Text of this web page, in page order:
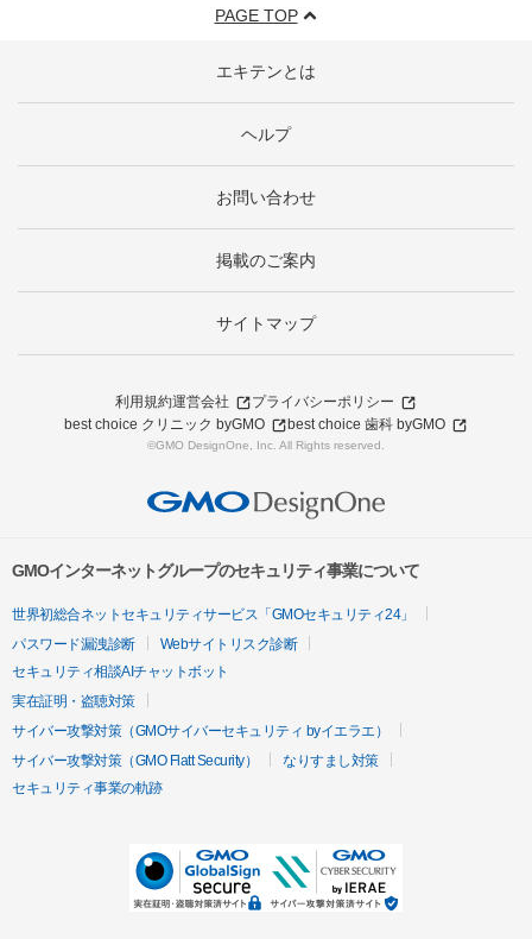
PAGE TOP
エキテンとは
ヘルプ
お問い合わせ
掲載のご案内
サイトマップ
利用規約運営会社
プライバシーポリシー
best choice クリニック byGMO
best choice 歯科 byGMO
©GMO DesignOne, Inc. All Rights reserved.
GMOインターネットグループのセキュリティ事業について
世界初総合ネットセキュリティサービス「GMOセキュリティ24」
パスワード漏洩診断
Webサイトリスク診断
セキュリティ相談AIチャットボット
実在証明・盗聴対策
サイバー攻撃対策（GMOサイバーセキュリティ byイエラエ）
サイバー攻撃対策（GMO Flatt Security）
なりすまし対策
セキュリティ事業の軌跡